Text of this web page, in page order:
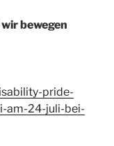
bewegen
pride-
am-24-juli-bei-